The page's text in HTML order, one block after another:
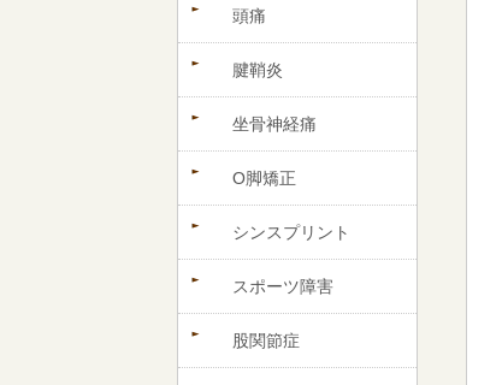
頭痛
腱鞘炎
坐骨神経痛
O脚矯正
シンスプリント
スポーツ障害
股関節症